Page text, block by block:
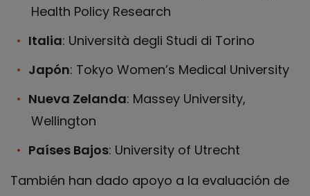
Health Policy Research
Italia: Università degli Studi di Torino
Japón: Tokyo Women’s Medical University
Nueva Zelanda: Massey University,
Wellington
Países Bajos: University of Utrecht
También han dado apoyo a la evaluación de